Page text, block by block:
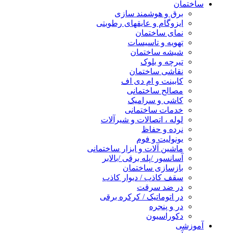
ساختمان
برق و هوشمند سازی
ایزوگام و عایقهای رطوبتی
نمای ساختمان
تهویه و تاسیسات
شیشه ساختمان
تیرچه و بلوک
نقاشی ساختمان
کابینت و ام دی اف
مصالح ساختمانی
کاشی و سرامیک
خدمات ساختمانی
لوله ، اتصالات و شیرآلات
نرده و حفاظ
یونولیت و فوم
ماشین آلات و ابزار ساختمانی
آسانسور /پله برقی /بالابر
بازسازی ساختمان
سقف کاذب / دیوار کاذب
در ضد سرقت
در اتوماتیک / کرکره برقی
در و پنجره
دکوراسیون
آموزشی